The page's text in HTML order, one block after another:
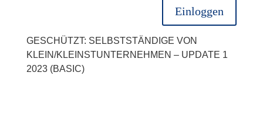
Einloggen
GESCHÜTZT: SELBSTSTÄNDIGE VON
KLEIN/KLEINSTUNTERNEHMEN – UPDATE 1
2023 (BASIC)